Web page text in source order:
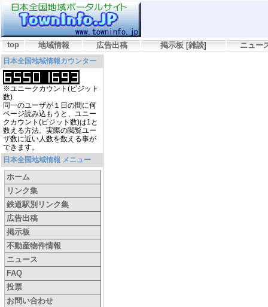
top 地域情報 広告出稿 掲示板 [雑談] ニュー
日本全国地域情報カウンター
※ユニークカウント(ビジット
数)
同一のユーザが１日の間に何
ページ読み込もうと、ユニー
クカウント(ビジット数)は1と
数える方法。実際の閲覧ユー
ザ数に近い人数を数える事が
できます。
日本全国地域情報 メニュー
ホーム
リンク集
鉄道駅別リンク集
広告出稿
掲示板
不動産物件情報
ニュース
FAQ
投票
お問い合わせ